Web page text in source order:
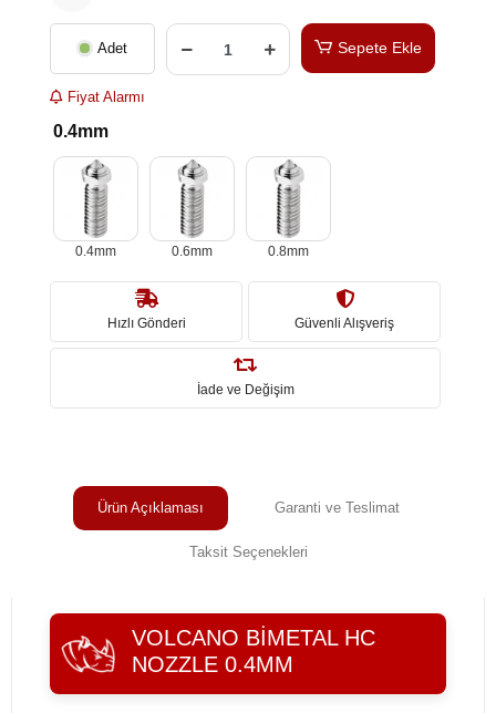
Adet Sepete Ekle
Fiyat Alarmı
0.4mm
0.4mm 0.6mm 0.8mm
Hızlı Gönderi Güvenli Alışveriş
İade ve Değişim
Ürün Açıklaması Garanti ve Teslimat
Taksit Seçenekleri
VOLCANO BIMETAL HC
NOZZLE 0.4MM